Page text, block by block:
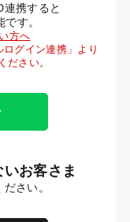
携すると
す。
方へ
グイン連携」より
ださい。
お客さま
さい。